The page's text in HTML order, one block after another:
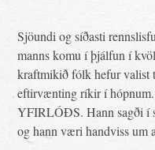
Sjöundi og síðasti
manns komu í þjálfun í
kraftmikið fólk hefur valist
eftirvænting ríkir í hópnum.
YFIRLÓÐS. Hann sagði í
og hann væri handviss um